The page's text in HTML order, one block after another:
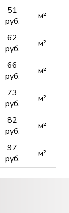
51
руб.
м²
62
руб.
м²
66
руб.
м²
73
руб.
м²
82
руб.
м²
97
руб.
м²